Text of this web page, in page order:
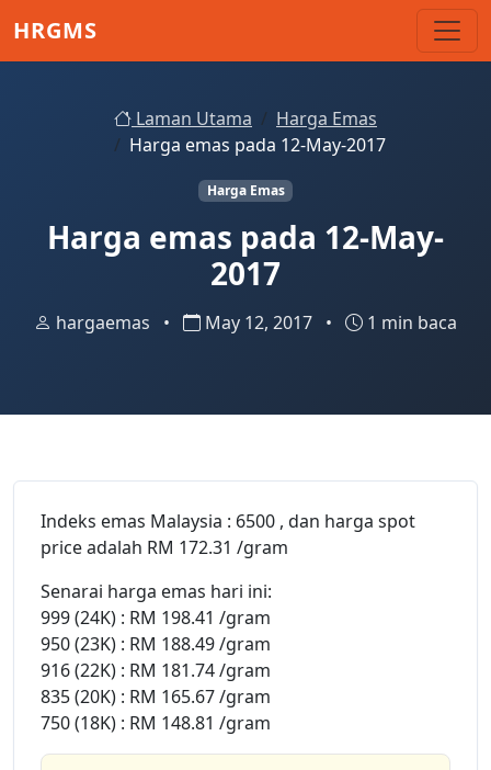
HRGMS
Laman Utama
Harga Emas
Harga emas pada 12-May-2017
Harga Emas
Harga emas pada 12-May-
2017
hargaemas • May 12, 2017 • 1 min baca
Indeks emas Malaysia : 6500 , dan harga spot
price adalah RM 172.31 /gram
Senarai harga emas hari ini:
999 (24K) : RM 198.41 /gram
950 (23K) : RM 188.49 /gram
916 (22K) : RM 181.74 /gram
835 (20K) : RM 165.67 /gram
750 (18K) : RM 148.81 /gram